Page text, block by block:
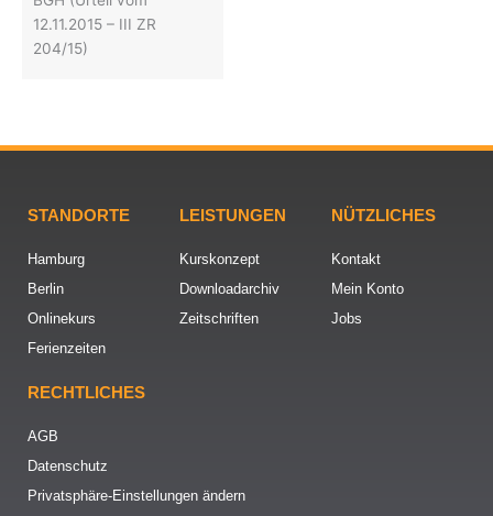
12.11.2015 – III ZR
204/15)
STANDORTE
Hamburg
Berlin
Onlinekurs
Ferienzeiten
LEISTUNGEN
Kurskonzept
Downloadarchiv
Zeitschriften
NÜTZLICHES
Kontakt
Mein Konto
Jobs
RECHTLICHES
AGB
Datenschutz
Privatsphäre-Einstellungen ändern